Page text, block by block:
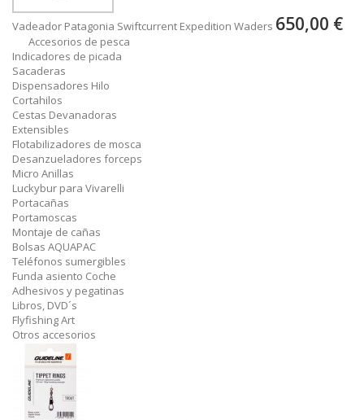
Vadeador Patagonia Swiftcurrent Expedition Waders 650,00 €
Accesorios de pesca
Indicadores de picada
Sacaderas
Dispensadores Hilo
Cortahilos
Cestas Devanadoras
Extensibles
Flotabilizadores de mosca
Desanzueladores forceps
Micro Anillas
Luckybur para Vivarelli
Portacañas
Portamoscas
Montaje de cañas
Bolsas AQUAPAC
Teléfonos sumergibles
Funda asiento Coche
Adhesivos y pegatinas
Libros, DVD´s
Flyfishing Art
Otros accesorios